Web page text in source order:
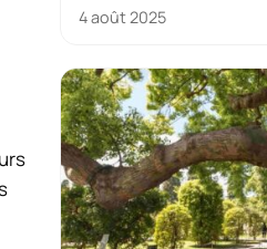
4 août 2025